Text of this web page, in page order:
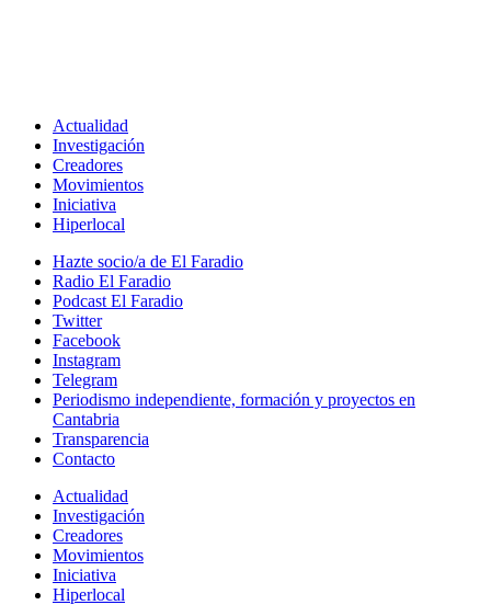
Actualidad
Investigación
Creadores
Movimientos
Iniciativa
Hiperlocal
Hazte socio/a de El Faradio
Radio El Faradio
Podcast El Faradio
Twitter
Facebook
Instagram
Telegram
Periodismo independiente, formación y proyectos en
Cantabria
Transparencia
Contacto
Actualidad
Investigación
Creadores
Movimientos
Iniciativa
Hiperlocal